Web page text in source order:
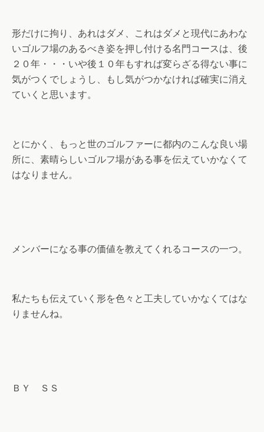
形だけに拘り、あれはダメ、これはダメと現代にあわな
いゴルフ場のあるべき姿を押し付ける名門コースは、後
２０年・・・いや後１０年もすれば変らざる得ない事に
気がつくでしょうし、もし気がつかなければ確実に消え
ていくと思います。
とにかく、もっと世のゴルファーに都内のこんな良い場
所に、素晴らしいゴルフ場がある事を伝えていかなくて
はなりません。
メンバーになる事の価値を教えてくれるコースの一つ。
私たちも伝えていく形を色々と工夫していかなくてはな
りませんね。
ＢＹ ＳＳ